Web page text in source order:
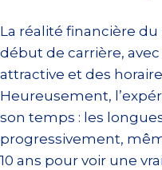
La réalité financière
début de carrière,
attractive et des
Heureusement,
son temps : les
progressivement,
10 ans pour voir une